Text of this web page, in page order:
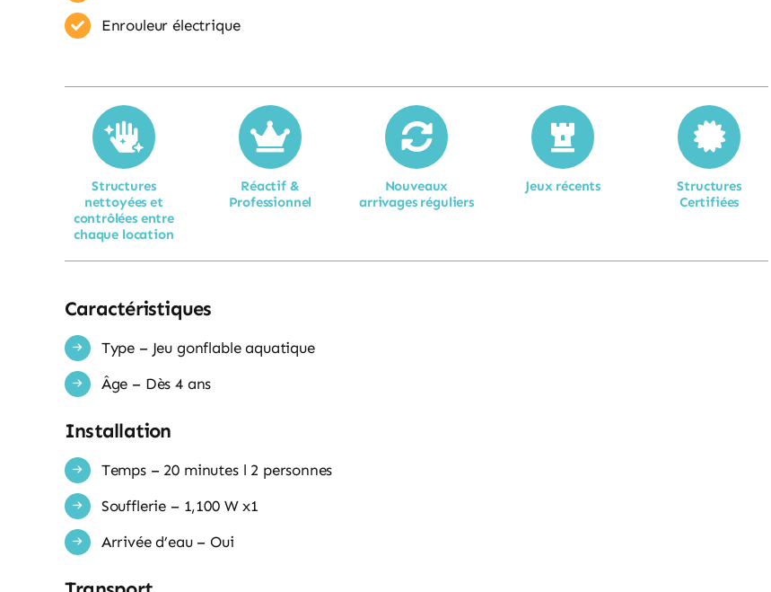
Enrouleur​ électrique
Structures
nettoyées et
contrôlées entre
chaque location​
Réactif &
Professionnel
Nouveaux
arrivages réguliers
Jeux récents
Structures
Certifiées
Caractéristiques
Type – Jeu gonflable aquatique
Âge – Dès 4 ans
Installation
Temps – 20 minutes l 2 personnes
Soufflerie – 1,100 W x1
Arrivée d’eau – Oui